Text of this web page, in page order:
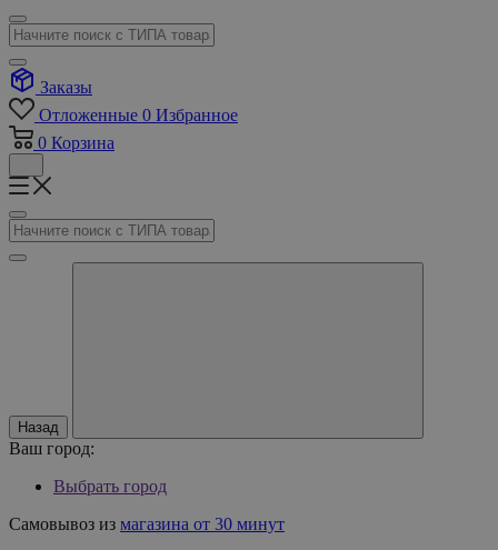
Заказы
Отложенные 0 Избранное
0 Корзина
Назад
Ваш город:
Выбрать город
Самовывоз из магазина от 30 минут